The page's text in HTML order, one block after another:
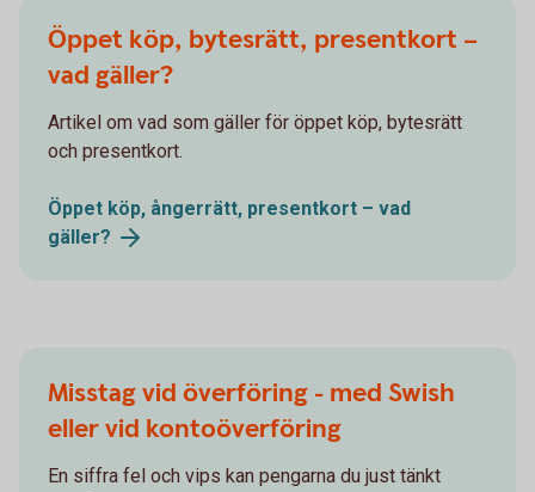
Öppet köp, bytesrätt, presentkort –
vad gäller?
Artikel om vad som gäller för öppet köp, bytesrätt
och presentkort.
Öppet köp, ångerrätt, presentkort – vad
gäller?
Misstag vid överföring - med Swish
eller vid kontoöverföring
En siffra fel och vips kan pengarna du just tänkt